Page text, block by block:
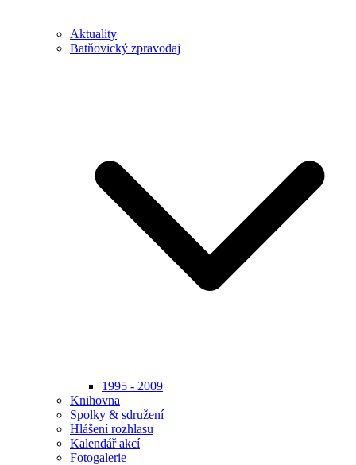
Aktuality
Batňovický zpravodaj
1995 - 2009
Knihovna
Spolky & sdružení
Hlášení rozhlasu
Kalendář akcí
Fotogalerie